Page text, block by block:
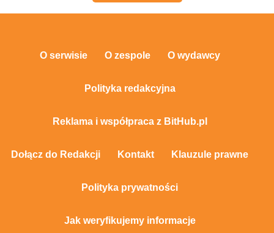
O serwisie O zespole O wydawcy
Polityka redakcyjna
Reklama i współpraca z BitHub.pl
Dołącz do Redakcji Kontakt Klauzule prawne
Polityka prywatności
Jak weryfikujemy informacje